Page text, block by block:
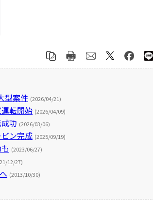
型案件 (2026/04/21)
転開始 (2026/04/09)
功 (2026/03/06)
ン完成 (2025/09/19)
(2023/06/27)
12/27)
(2013/10/30)